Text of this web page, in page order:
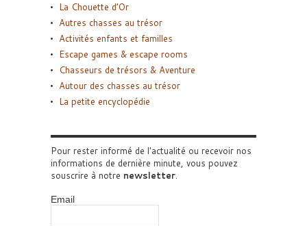
La Chouette d’Or
Autres chasses au trésor
Activités enfants et familles
Escape games & escape rooms
Chasseurs de trésors & Aventure
Autour des chasses au trésor
La petite encyclopédie
Pour rester informé de l'actualité ou recevoir nos
informations de dernière minute, vous pouvez
souscrire à notre newsletter.
Email